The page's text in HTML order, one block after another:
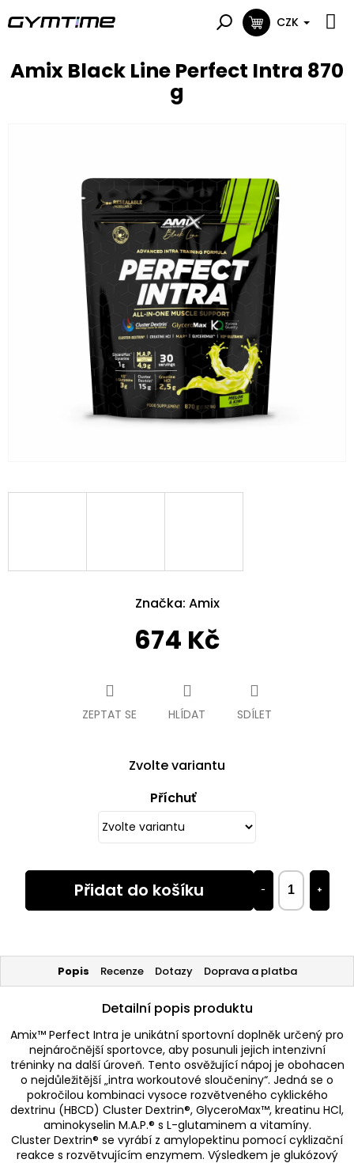
na
NÁKUPNÍ
CZK
Amix Black Line Perfect Intra 870
g
674 Kč
Zvolte variantu
Příchuť
+
−
Přidat do košíku
ZEPTAT SE HLÍDAT SDÍLET
Značka: Amix
Popis Recenze Dotazy Doprava a platba
Detailní popis produktu
Amix™ Perfect Intra je unikátní sportovní doplněk určený pro
nejnáročnější sportovce, aby posunuli jejich intenzivní
tréninky na další úroveň. Tento osvěžující nápoj je obohacen
o nejdůležitější „intra workoutové sloučeniny“. Jedná se o
pokročilou kombinaci vysoce rozvětveného cyklického
dextrinu (HBCD) Cluster Dextrin®, GlyceroMax™, kreatinu HCl,
aminokyselin M.A.P.® s L-glutaminem a vitamíny.
Cluster Dextrin® se vyrábí z amylopektinu pomocí cyklizační
reakce s rozvětvujícím enzymem. Výsledkem je glukózový